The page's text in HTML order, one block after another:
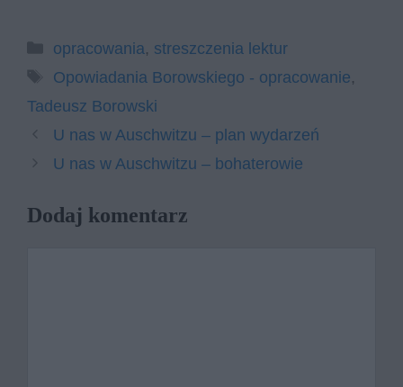
Kategorie
opracowania, streszczenia lektur
Tagi
Opowiadania Borowskiego - opracowanie,
Tadeusz Borowski
U nas w Auschwitzu – plan wydarzeń
U nas w Auschwitzu – bohaterowie
Dodaj komentarz